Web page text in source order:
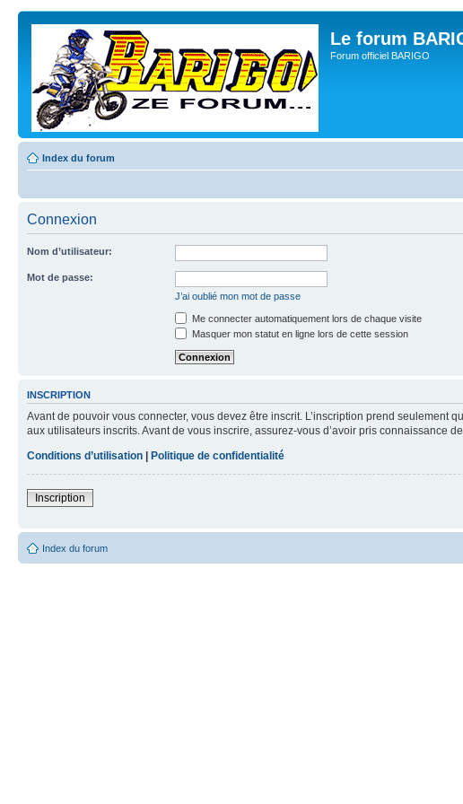
Le forum
Forum officiel BARIGO
Index du forum
Connexion
Nom d’utilisateur:
Mot de passe:
J’ai oublié mon mot de passe
Me connecter automatiquement lors de chaque visite
Masquer mon statut en ligne lors de cette session
INSCRIPTION
Avant de pouvoir vous connecter, vous devez être inscrit. L’inscription prend
aux utilisateurs inscrits. Avant de vous inscrire, assurez-vous d’avoir pris connaissance
Conditions d’utilisation | Politique de confidentialité
Inscription
Index du forum